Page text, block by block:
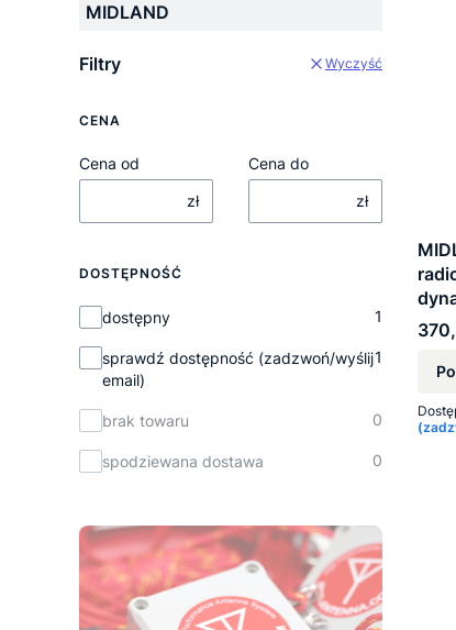
MIDLAND
Filtry Wyczyść
CENA
Cena od
zł
Cena do
zł
DOSTĘPNOŚĆ
Dostępność
dostępny 1
sprawdź dostępność (zadzwoń/wyślij
email)
1
brak towaru 0
spodziewana dostawa 0